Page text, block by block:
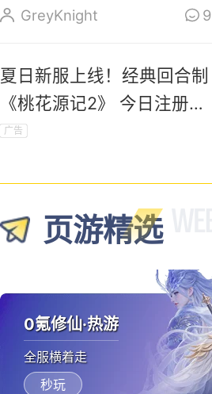
新 GreyKnight 9
夏日新服上线！经典回合制
《桃花源记2》 今日注册领
新手礼包
广告
页游精选
0氪修仙·热游
全服横着走
秒玩